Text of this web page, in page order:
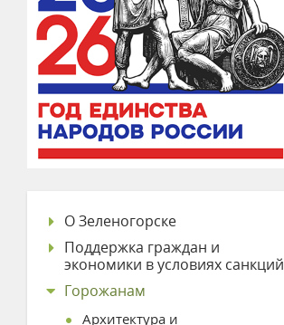
О Зеленогорске
Поддержка граждан и
экономики в условиях санкций
Горожанам
Архитектура и